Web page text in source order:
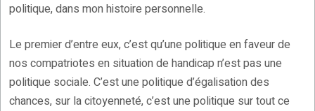
politique, dans mon histoire personnelle.
Le premier d’entre eux, c’est qu’une politique en faveur de
nos compatriotes en situation de handicap n’est pas une
politique sociale. C’est une politique d’égalisation des
chances, sur la citoyenneté, c’est une politique sur tout ce